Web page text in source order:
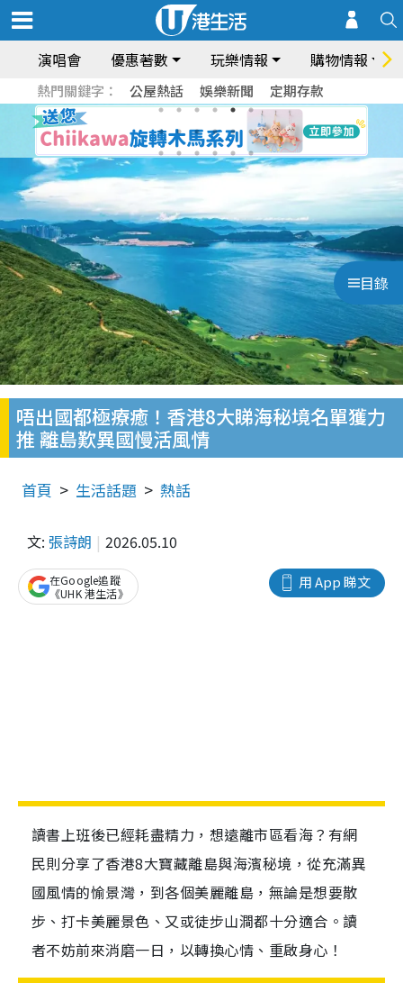
演唱會 優惠著數 玩樂情報 購物情報
熱門關鍵字： 公屋熱話 娛樂新聞 定期存款
目錄
唔出國都極療癒！香港8大睇海秘境名單獲力
推 離島歎異國慢活風情
首頁 生活話題 熱話
文: 張詩朗 2026.05.10
用 App 睇文
在Google追蹤
《UHK 港生活》
讀書上班後已經耗盡精力，想遠離市區看海？有網
民則分享了香港8大寶藏離島與海濱秘境，從充滿異
國風情的愉景灣，到各個美麗離島，無論是想要散
步、打卡美麗景色、又或徒步山澗都十分適合。讀
者不妨前來消磨一日，以轉換心情、重啟身心！